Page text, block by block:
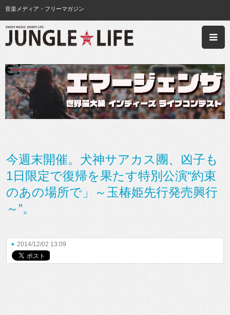
音楽メディア・フリーマガジン
今週末開催。犬神サアカス團、凶子も
1日限定で復帰を果たす特別公演“約束
のあの場所で」～玉椿姫先行発売興行
～”。
2014/12/02 13:09